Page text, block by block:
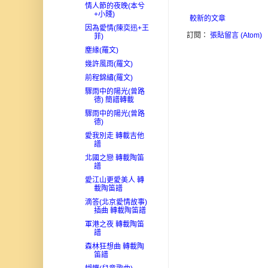
較新的文章
訂閱： 張貼留言 (Atom)
情人節的夜晚(本兮
+小賤)
因為愛情(陳奕迅+王
菲)
塵緣(羅文)
幾許風雨(羅文)
前程錦繡(羅文)
驟雨中的陽光(曾路
德) 簡譜轉載
驟雨中的陽光(曾路
德)
愛我別走 轉載吉他
譜
北國之戀 轉載陶笛
譜
愛江山更愛美人 轉
載陶笛譜
滴答(北京愛情故事)
插曲 轉載陶笛譜
軍港之夜 轉載陶笛
譜
森林狂想曲 轉載陶
笛譜